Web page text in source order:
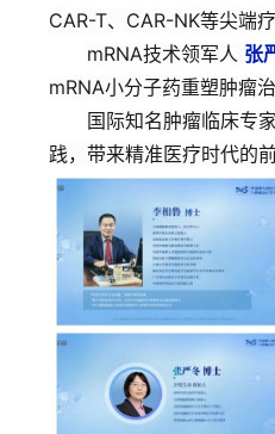
CAR-T、CAR-NK等尖端
mRNA技术领军人 张
mRNA小分子药重塑肿瘤
国际知名肿瘤临床专家
践，带来精准医疗时代的前